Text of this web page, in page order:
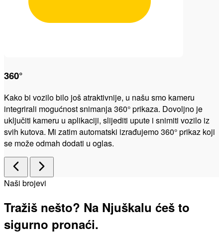
360°
Kako bi vozilo bilo još atraktivnije, u našu smo kameru
integrirali mogućnost snimanja 360° prikaza. Dovoljno je
uključiti kameru u aplikaciji, slijediti upute i snimiti vozilo iz
svih kutova. Mi zatim automatski izrađujemo 360° prikaz koji
se može odmah dodati u oglas.
Naši brojevi
Tražiš nešto? Na Njuškalu ćeš to
sigurno pronaći.